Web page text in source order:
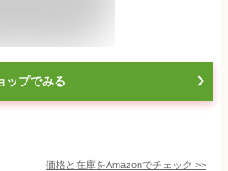
ップでみる
価格と在庫をAmazonでチェック >>